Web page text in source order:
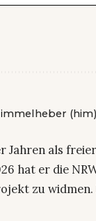
(him)
Jahren als
hat er die
zu